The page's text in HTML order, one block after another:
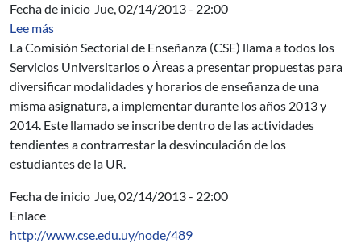
Fecha de inicio Jue, 02/14/2013 - 22:00
Lee mássobre Llamado 2013-2014 - Diversificación de
La Comisión Sectorial de Enseñanza (CSE) llama a todos los
Servicios Universitarios o Áreas a presentar propuestas para
diversificar modalidades y horarios de enseñanza de una
misma asignatura, a implementar durante los años 2013 y
2014. Este llamado se inscribe dentro de las actividades
tendientes a contrarrestar la desvinculación de los
estudiantes de la UR.
Fecha de inicio Jue, 02/14/2013 - 22:00
Enlace
http://www.cse.edu.uy/node/489